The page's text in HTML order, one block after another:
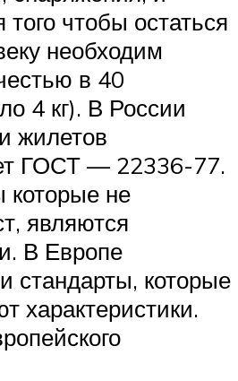
того чтобы остаться
необходим
в 40
4 кг). В России
жилетов
ГОСТ — 22336-77.
которые не
являются
В Европе
стандарты, которые
характеристики.